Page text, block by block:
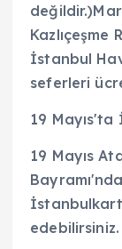
Kazlıçeşme
İstanbul
seferleri
19 Mayıs'ta
19 Mayıs
edebilirsiniz.